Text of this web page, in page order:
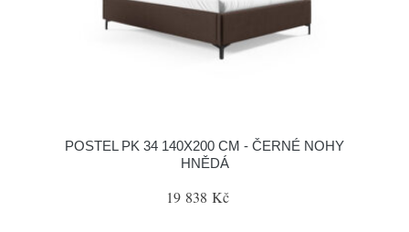
POSTEL PK 34 140X200 CM - ČERNÉ NOHY
HNĚDÁ
19 838 Kč